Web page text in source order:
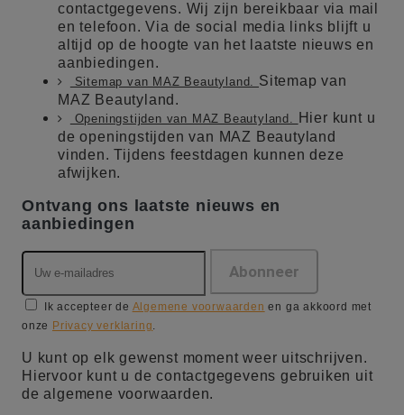
contactgegevens. Wij zijn bereikbaar via mail
en telefoon. Via de social media links blijft u
altijd op de hoogte van het laatste nieuws en
aanbiedingen.
Sitemap van MAZ Beautyland. Sitemap van
MAZ Beautyland.
Openingstijden van MAZ Beautyland.
Hier kunt u
de openingstijden van MAZ Beautyland
vinden. Tijdens feestdagen kunnen deze
afwijken.
Ontvang ons laatste nieuws en
aanbiedingen
Ik accepteer de Algemene voorwaarden en ga akkoord met
onze Privacy verklaring
U kunt op elk gewenst moment weer uitschrijven.
Hiervoor kunt u de contactgegevens gebruiken uit
de algemene voorwaarden.